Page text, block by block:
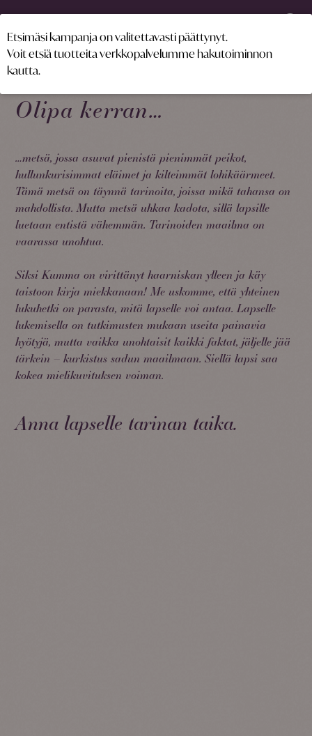
Olipa kerran…
…metsä, jossa asuvat pienistä pienimmät peikot,
hullunkurisimmat eläimet ja kilteimmät lohikäärmeet.
Tämä metsä on täynnä tarinoita, joissa mikä tahansa on
mahdollista. Mutta metsä uhkaa kadota, sillä lapsille
luetaan entistä vähemmän. Tarinoiden maailma on
vaarassa unohtua.
Siksi Kumma on virittänyt haarniskan ylleen ja käy
taistoon kirja miekkanaan! Me uskomme, että yhteinen
lukuhetki on parasta, mitä lapselle voi antaa. Lapselle
lukemisella on tutkimusten mukaan useita painavia
hyötyjä, mutta vaikka unohtaisit kaikki faktat, jäljelle jää
tärkein – kurkistus sadun maailmaan. Siellä lapsi saa
kokea mielikuvituksen voiman.
Anna lapselle tarinan taika.
Etsimäsi kampanja on valitettavasti päättynyt.
Voit etsiä tuotteita verkkopalvelumme hakutoiminnon
kautta.